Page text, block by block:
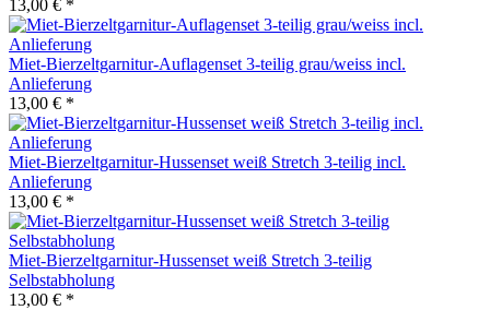
13,00 € *
Miet-Bierzeltgarnitur-Auflagenset 3-teilig grau/weiss incl.
Anlieferung
13,00 € *
Miet-Bierzeltgarnitur-Hussenset weiß Stretch 3-teilig incl.
Anlieferung
13,00 € *
Miet-Bierzeltgarnitur-Hussenset weiß Stretch 3-teilig
Selbstabholung
13,00 € *